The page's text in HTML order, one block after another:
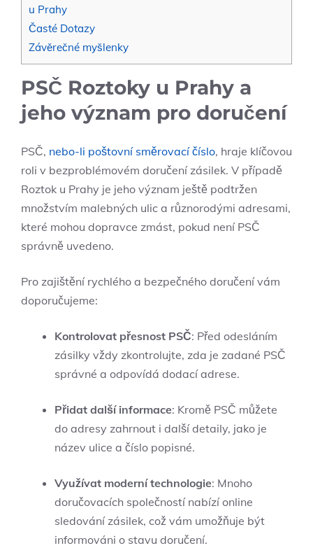
u Prahy
Časté ‍Dotazy
Závěrečné myšlenky
PSČ ‌Roztoky u Prahy a‌
jeho význam pro doručení
PSČ, nebo-li poštovní směrovací číslo, hraje ‌klíčovou
roli v bezproblémovém⁤ doručení ‌zásilek. V případě
Roztok u Prahy je jeho význam ještě podtržen
⁤množstvím⁤ malebných ulic a různorodými adresami,
které mohou dopravce zmást, pokud není PSČ
správně ‍uvedeno.
Pro zajištění rychlého a bezpečného doručení vám
doporučujeme:
Kontrolovat přesnost PSČ: Před​ odesláním
zásilky vždy zkontrolujte, zda je zadané PSČ
správné ⁤a odpovídá dodací adrese.
Přidat ⁣další informace: Kromě PSČ můžete
do ⁢adresy zahrnout i další detaily, jako je
název ulice a číslo popisné.
Využívat moderní technologie: Mnoho
‍doručovacích společností nabízí online
sledování zásilek, což vám umožňuje být
informováni o stavu⁢ doručení. ​